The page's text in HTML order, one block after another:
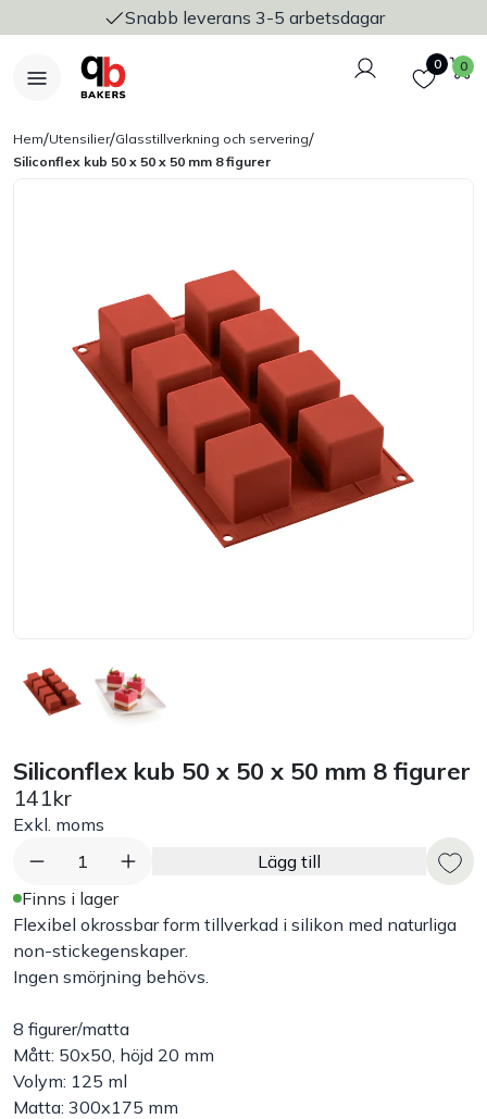
Snabb leverans 3-5 arbetsdagar
Logga in
Favoriter
0 0
Bageriplåtar & bakformar
Stickvagnar & transport
Exponering & servering
Städutrustning
Arbetskläder
Plåtbyte
Monin
Varumärken
Hem/Utensilier/Glasstillverkning och servering/
Siliconflex kub 50 x 50 x 50 mm 8 figurer
Siliconflex kub 50 x 50 x 50 mm 8 figurer
141kr
Exkl. moms
1
Lägg till
Finns i lager
Flexibel okrossbar form tillverkad i silikon med naturliga
non-stickegenskaper.
Ingen smörjning behövs.
8 figurer/matta
Mått: 50x50, höjd 20 mm
Volym: 125 ml
Matta: 300x175 mm